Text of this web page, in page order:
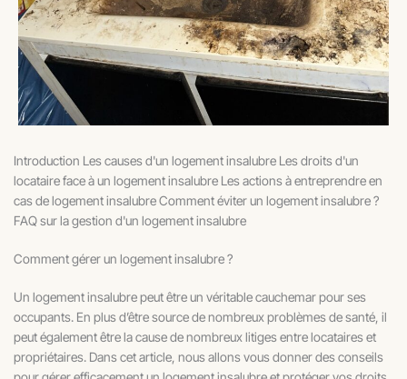
Introduction Les causes d'un logement insalubre Les droits d'un
locataire face à un logement insalubre Les actions à entreprendre en
cas de logement insalubre Comment éviter un logement insalubre ?
FAQ sur la gestion d'un logement insalubre
Comment gérer un logement insalubre ?
Un logement insalubre peut être un véritable cauchemar pour ses
occupants. En plus d’être source de nombreux problèmes de santé, il
peut également être la cause de nombreux litiges entre locataires et
propriétaires. Dans cet article, nous allons vous donner des conseils